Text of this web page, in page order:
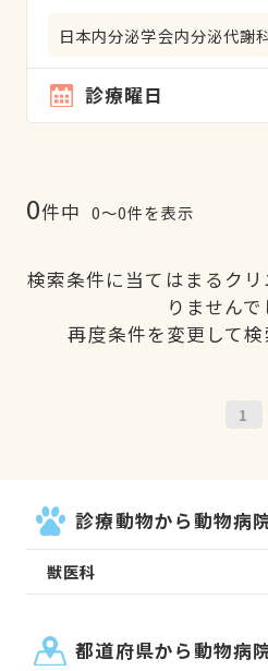
日本内分泌学会内分泌代謝
診療曜日
0件中 0〜0件を表示
検索条件に当てはまるク
りませんで
再度条件を変更して検
1
診療動物から動物病
獣医科
都道府県から動物病